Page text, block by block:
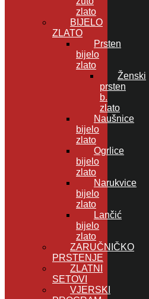
zlato
BIJELO
ZLATO
Prsten
bijelo
zlato
Ženski
prsten
b.
zlato
Naušnice
bijelo
zlato
Ogrlice
bijelo
zlato
Narukvice
bijelo
zlato
Lančić
bijelo
zlato
ZARUČNIČKO
PRSTENJE
ZLATNI
SETOVI
VJERSKI